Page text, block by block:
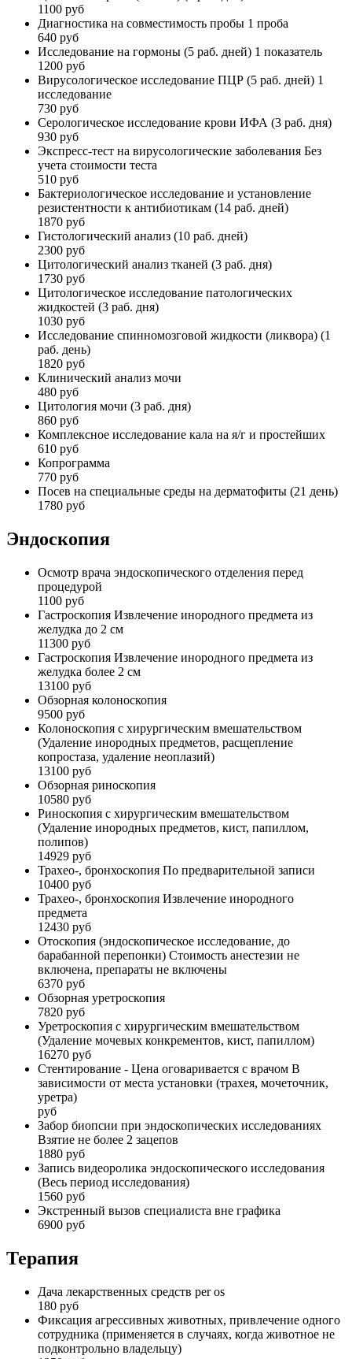
1100 руб
Диагностика на совместимость пробы 1 проба
640 руб
Исследование на гормоны (5 раб. дней) 1 показатель
1200 руб
Вирусологическое исследование ПЦР (5 раб. дней) 1
исследование
730 руб
Серологическое исследование крови ИФА (3 раб. дня)
930 руб
Экспресс-тест на вирусологические заболевания Без
учета стоимости теста
510 руб
Бактериологическое исследование и установление
резистентности к антибиотикам (14 раб. дней)
1870 руб
Гистологический анализ (10 раб. дней)
2300 руб
Цитологический анализ тканей (3 раб. дня)
1730 руб
Цитологическое исследование патологических
жидкостей (3 раб. дня)
1030 руб
Исследование спинномозговой жидкости (ликвора) (1
раб. день)
1820 руб
Клинический анализ мочи
480 руб
Цитология мочи (3 раб. дня)
860 руб
Комплексное исследование кала на я/г и простейших
610 руб
Копрограмма
770 руб
Посев на специальные среды на дерматофиты (21 день)
1780 руб
Эндоскопия
Осмотр врача эндоскопического отделения перед
процедурой
1100 руб
Гастроскопия Извлечение инородного предмета из
желудка до 2 см
11300 руб
Гастроскопия Извлечение инородного предмета из
желудка более 2 см
13100 руб
Обзорная колоноскопия
9500 руб
Колоноскопия с хирургическим вмешательством
(Удаление инородных предметов, расщепление
копростаза, удаление неоплазий)
13100 руб
Обзорная риноскопия
10580 руб
Риноскопия с хирургическим вмешательством
(Удаление инородных предметов, кист, папиллом,
полипов)
14929 руб
Трахео-, бронхоскопия По предварительной записи
10400 руб
Трахео-, бронхоскопия Извлечение инородного
предмета
12430 руб
Отоскопия (эндоскопическое исследование, до
барабанной перепонки) Стоимость анестезии не
включена, препараты не включены
6370 руб
Обзорная уретроскопия
7820 руб
Уретроскопия с хирургическим вмешательством
(Удаление мочевых конкрементов, кист, папиллом)
16270 руб
Стентирование - Цена оговаривается с врачом В
зависимости от места установки (трахея, мочеточник,
уретра)
руб
Забор биопсии при эндоскопических исследованиях
Взятие не более 2 зацепов
1880 руб
Запись видеоролика эндоскопического исследования
(Весь период исследования)
1560 руб
Экстренный вызов специалиста вне графика
6900 руб
Терапия
Дача лекарственных средств per os
180 руб
Фиксация агрессивных животных, привлечение одного
сотрудника (применяется в случаях, когда животное не
подконтрольно владельцу)